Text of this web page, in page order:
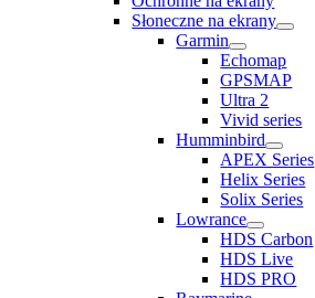
Słoneczne na ekrany
Garmin
Echomap
GPSMAP
Ultra 2
Vivid series
Humminbird
APEX Series
Helix Series
Solix Series
Lowrance
HDS Carbon
HDS Live
HDS PRO